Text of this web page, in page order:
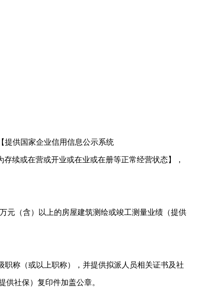
提供国家企业信用信息公示系统
续或在营或开业或在业或在册等正常经营状态】，
元（含）以上的房屋建筑测绘或竣工测量业绩（提供
称（或以上职称），并提供拟派人员相关证书及社
社保）复印件加盖公章。